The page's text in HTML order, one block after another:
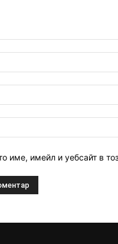
име, имейл и уебсайт в